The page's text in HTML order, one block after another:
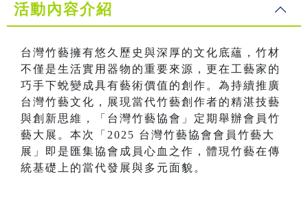
活動內容介紹
台灣竹藝擁有悠久歷史與深厚的文化底蘊，竹材
不僅是生活實用器物的重要來源，更在工藝家的
巧手下蛻變成具有藝術價值的創作。為持續推廣
台灣竹藝文化，展現當代竹藝創作者的精湛技藝
與創新思維，「台灣竹藝協會」定期舉辦會員竹
藝大展。本次「2025 台灣竹藝協會會員竹藝大
展」即是匯集協會成員心血之作，體現竹藝在傳
統基礎上的當代發展與多元面貌。